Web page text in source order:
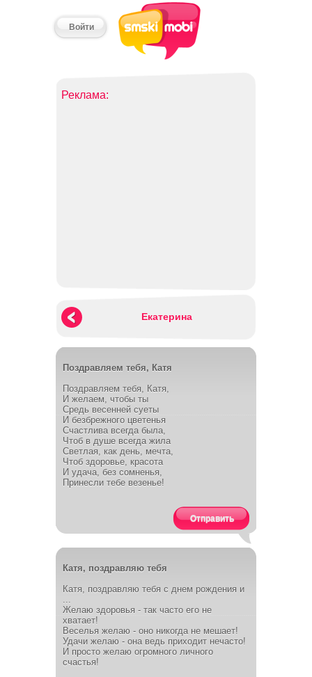
Войти
Реклама:
Екатерина
Поздравляем тебя, Катя
Поздравляем тебя, Катя,
И желаем, чтобы ты
Средь весенней суеты
И безбрежного цветенья
Счастлива всегда была,
Чтоб в душе всегда жила
Светлая, как день, мечта,
Чтоб здоровье, красота
И удача, без сомненья,
Принесли тебе везенье!
Отправить
Катя, поздравляю тебя
Катя, поздравляю тебя с днем рождения и
...
Желаю здоровья - так часто его не
хватает!
Веселья желаю - оно никогда не мешает!
Удачи желаю - она ведь приходит нечасто!
И просто желаю огромного личного
счастья!